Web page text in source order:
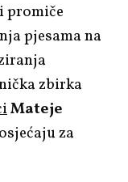
promiče
pjesama na
zbirka
Mateje
za